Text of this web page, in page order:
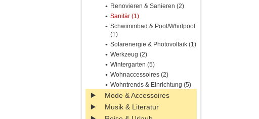
Renovieren & Sanieren (2)
Sanitär (1)
Schwimmbad & Pool/Whirlpool
(1)
Solarenergie & Photovoltaik (1)
Werkzeug (2)
Wintergarten (5)
Wohnaccessoires (2)
Wohntrends & Einrichtung (5)
Mode & Accessoires
Musik & Literatur